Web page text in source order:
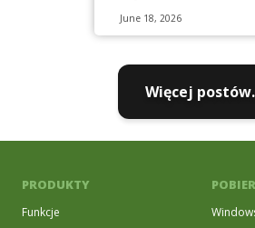
June 18, 2026
Więcej
PRODUKTY
Funkcje